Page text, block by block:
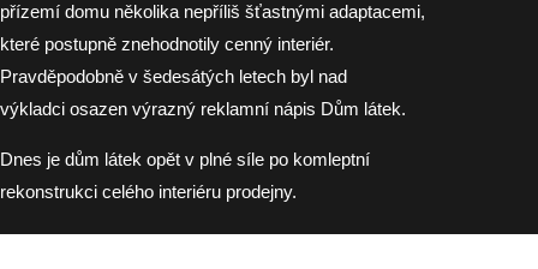
přízemí domu několika nepříliš šťastnými adaptacemi,
které postupně znehodnotily cenný interiér.
Pravděpodobně v šedesátých letech byl nad
výkladci osazen výrazný reklamní nápis Dům látek.
Dnes je dům látek opět v plné síle po komleptní
rekonstrukci celého interiéru prodejny.